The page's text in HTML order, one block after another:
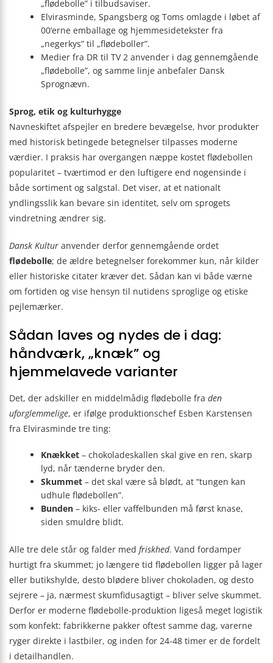
„flødebolle” i tilbudsaviser.
Elvirasminde, Spangsberg og Toms omlagde i løbet af
00’erne emballage og hjemmesidetekster fra
„negerkys” til „flødeboller”.
Medier fra DR til TV 2 anvender i dag gennemgående
„flødebolle”, og samme linje anbefaler Dansk
Sprognævn.
Sprog, etik og kulturhygge
Navneskiftet afspejler en bredere bevægelse, hvor produkter
med historisk betingede betegnelser tilpasses moderne
værdier. I praksis har overgangen næppe kostet flødebollen
popularitet – tværtimod er den luftigere end nogensinde i
både sortiment og salgstal. Det viser, at et nationalt
yndlingsslik kan bevare sin identitet, selv om sprogets
vindretning ændrer sig.
Dansk Kultur anvender derfor gennemgående ordet
flødebolle; de ældre betegnelser forekommer kun, når kilder
eller historiske citater kræver det. Sådan kan vi både værne
om fortiden og vise hensyn til nutidens sproglige og etiske
pejlemærker.
Sådan laves og nydes de i dag:
håndværk, „knæk” og
hjemmelavede varianter
Det, der adskiller en middelmådig flødebolle fra den
uforglemmelige, er ifølge produktionschef Esben Karstensen
fra Elvirasminde tre ting:
Knækket – chokoladeskallen skal give en ren, skarp
lyd, når tænderne bryder den.
Skummet – det skal være så blødt, at “tungen kan
udhule flødebollen”.
Bunden – kiks- eller vaffelbunden må først knase,
siden smuldre blidt.
Alle tre dele står og falder med friskhed. Vand fordamper
hurtigt fra skummet; jo længere tid flødebollen ligger på lager
eller butikshylde, desto blødere bliver chokoladen, og desto
sejrere – ja, nærmest skumfidusagtigt – bliver selve skummet.
Derfor er moderne flødebolle-produktion ligeså meget logistik
som konfekt: fabrikkerne pakker oftest samme dag, varerne
ryger direkte i lastbiler, og inden for 24-48 timer er de fordelt
i detailhandlen.